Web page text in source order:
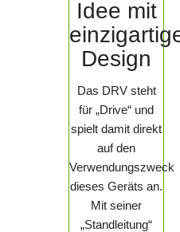
Idee mit
Design
Das DRV steht
für „Drive“ und
spielt damit direkt
auf den
Verwendungszweck
dieses Geräts an.
Mit seiner
„Standleitung“